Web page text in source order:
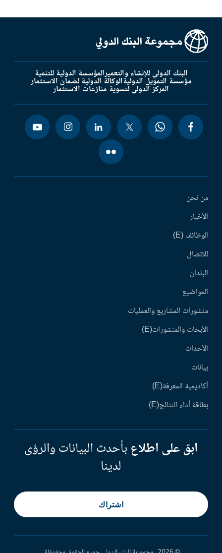
البنك الدولي للإنشاء والتعميرالمؤسسة الدولية للتنمية
مؤسسة التمويل الدوليةالوكالة الدولية لضمان الاستثمار
المركز الدولي لتسوية منازعات الاستثمار
من نحن
الأخبار
الوظائف (E)
للاتصال
البلدان
المواضيع
منشورات المشاريع والعمليات
الأبحاث والمنشورات(E)
الأحداث
بيانات
أكاديمية المعرفة(E)
بطاقة أداء النتائج(E)
ابق على اطلاع بأحدث البيانات والرؤى
لدينا
اشتراك